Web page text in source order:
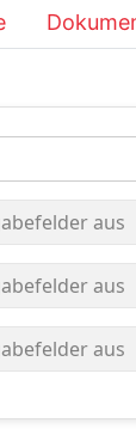
aus
aus
aus